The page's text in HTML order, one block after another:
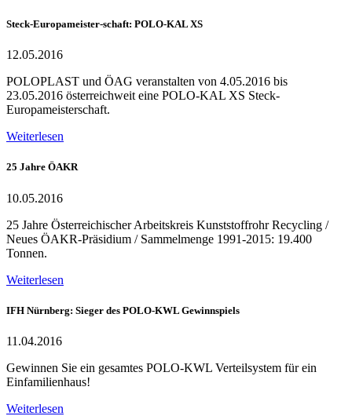
Steck-Europameister-schaft: POLO-KAL XS
12.05.2016
POLOPLAST und ÖAG veranstalten von 4.05.2016 bis
23.05.2016 österreichweit eine POLO-KAL XS Steck-
Europameisterschaft.
Weiterlesen
25 Jahre ÖAKR
10.05.2016
25 Jahre Österreichischer Arbeitskreis Kunststoffrohr Recycling /
Neues ÖAKR-Präsidium / Sammelmenge 1991-2015: 19.400
Tonnen.
Weiterlesen
IFH Nürnberg: Sieger des POLO-KWL Gewinnspiels
11.04.2016
Gewinnen Sie ein gesamtes POLO-KWL Verteilsystem für ein
Einfamilienhaus!
Weiterlesen